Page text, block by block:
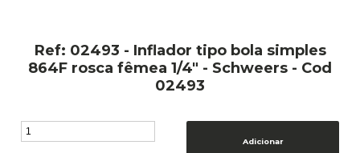
Ref: 02493 - Inflador tipo bola simples
864F rosca fêmea 1/4" - Schweers - Cod
02493